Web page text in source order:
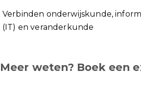
Verbinden onderwijskunde,
(IT) en veranderkunde
Meer weten? Boek een